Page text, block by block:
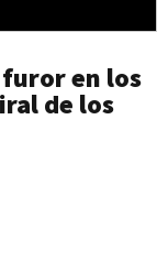
furor en los
de los